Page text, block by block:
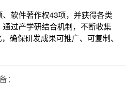
软件著作权43项，并获得各类
过产学研结合机制，不断收集
确保研发成果可推广、可复制、
：